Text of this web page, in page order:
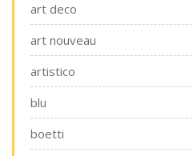
art deco
art nouveau
artistico
blu
boetti